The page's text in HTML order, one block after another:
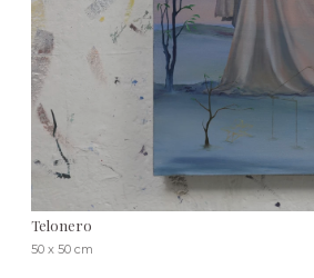
Telonero
50 x 50 cm